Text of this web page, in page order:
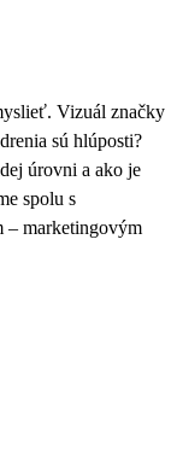
Vizuál značky
sú hlúposti?
úrovni a ako je
spolu s
– marketingovým